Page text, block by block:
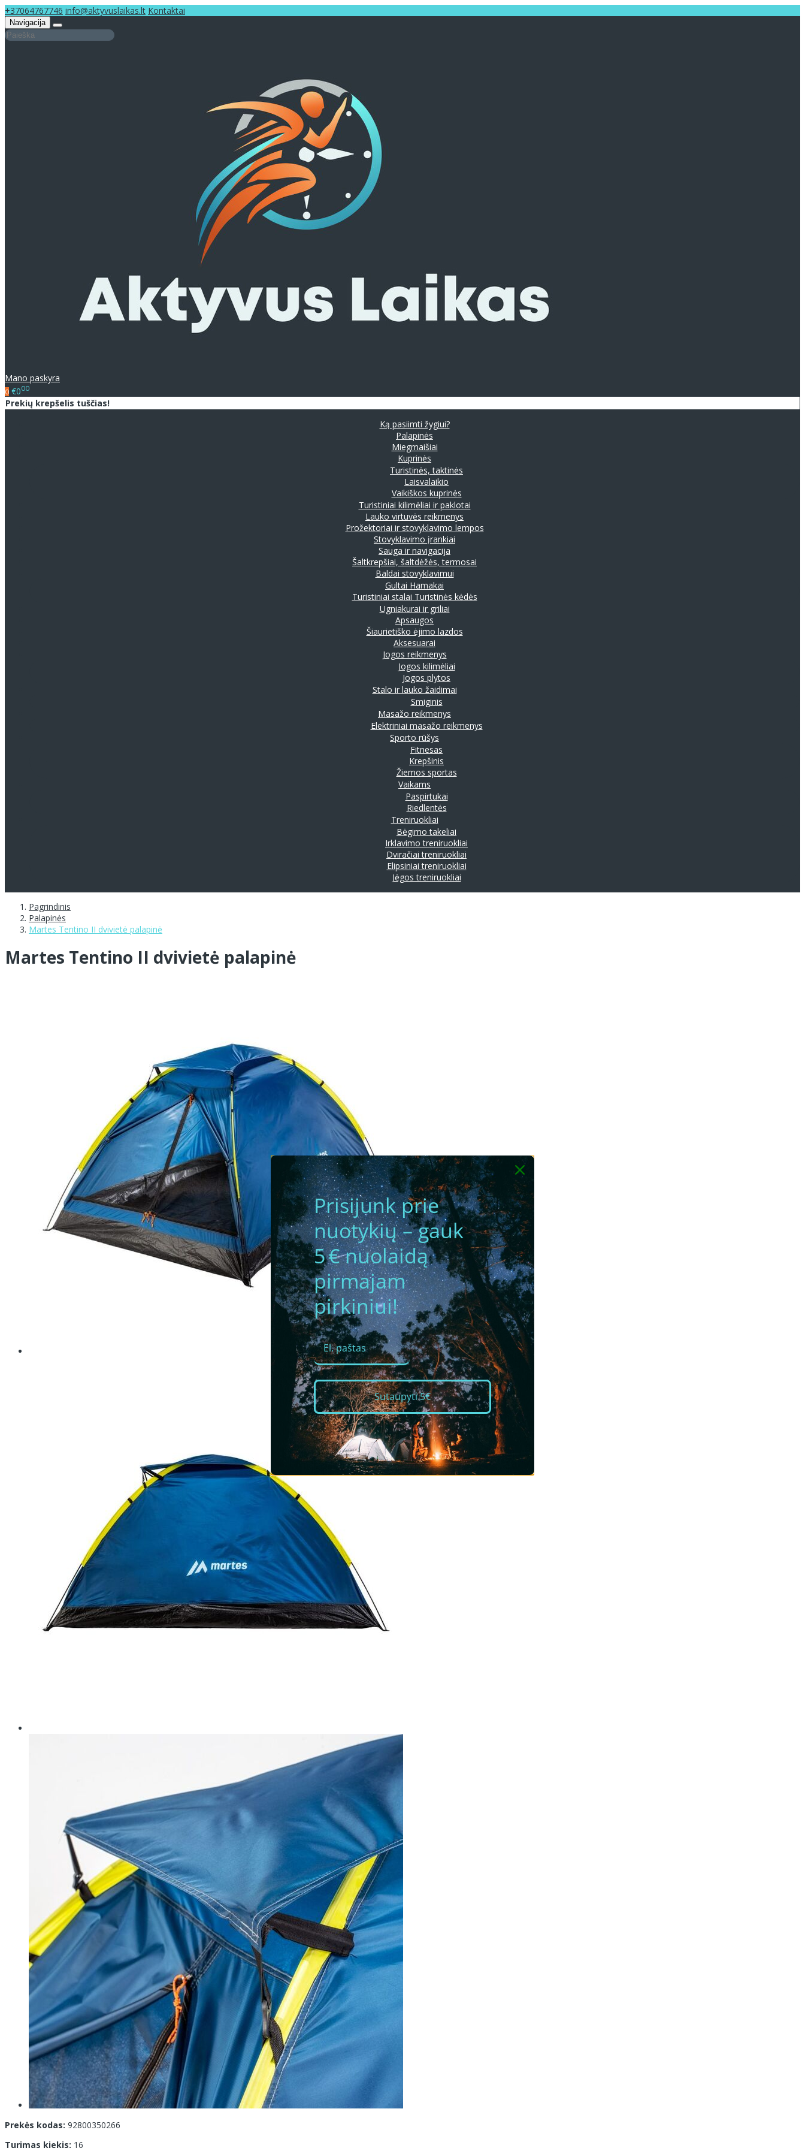
+37064767746 info@aktyvuslaikas.lt Kontaktai
Navigacija
Mano paskyra
0 €000
Prekių krepšelis tuščias!
Ką pasiimti žygiui?
Palapinės
Miegmaišiai
Kuprinės
Turistinės, taktinės
Laisvalaikio
Vaikiškos kuprinės
Turistiniai kilimėliai ir paklotai
Lauko virtuvės reikmenys
Prožektoriai ir stovyklavimo lempos
Stovyklavimo įrankiai
Sauga ir navigacija
Šaltkrepšiai, šaltdėžės, termosai
Baldai stovyklavimui
Gultai Hamakai
Turistiniai stalai Turistinės kėdės
Ugniakurai ir griliai
Apsaugos
Šiaurietiško ėjimo lazdos
Aksesuarai
Jogos reikmenys
Jogos kilimėliai
Jogos plytos
Stalo ir lauko žaidimai
Smiginis
Masažo reikmenys
Elektriniai masažo reikmenys
Sporto rūšys
Fitnesas
Krepšinis
Žiemos sportas
Vaikams
Paspirtukai
Riedlentės
Treniruokliai
Bėgimo takeliai
Irklavimo treniruokliai
Dviračiai treniruokliai
Elipsiniai treniruokliai
Jėgos treniruokliai
Pagrindinis
Palapinės
Martes Tentino II dvivietė palapinė
Martes Tentino II dvivietė palapinė
Prekės kodas: 92800350266
Turimas kiekis: 16
Prisijunk prie
nuotykių – gauk
5 € nuolaidą
pirmajam
pirkiniui!
Sutaupyti 5€